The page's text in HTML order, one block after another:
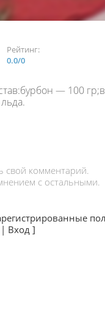
Рейтинг:
0.0/0
— 100
свой комментарий.
с остальными.
| Вход]